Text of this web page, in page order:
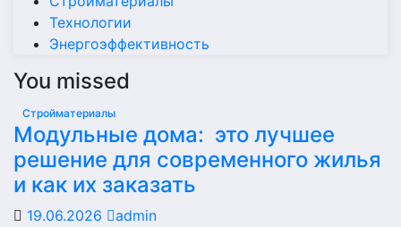
Технологии
Энергоэффективность
You missed
Стройматериалы
Модульные дома: это лучшее
решение для современного жилья
и как их заказать
19.06.2026 admin